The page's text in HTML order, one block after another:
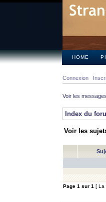
HOME
Connexion
Voir les
Index du
Voir les
Page 1 sur 1 [ La